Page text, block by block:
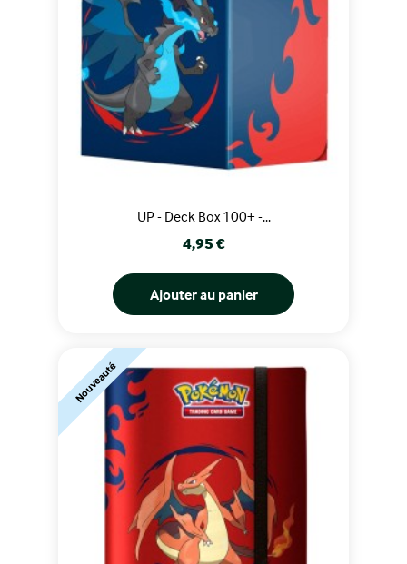
UP - Deck Box 100+ -...
Prix
4,95 €
Ajouter au panier
Nouveauté